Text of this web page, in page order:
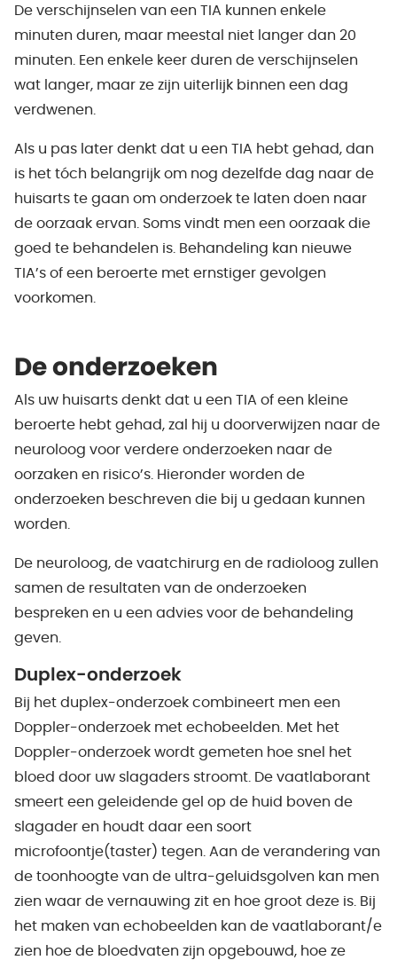
De verschijnselen van een TIA kunnen enkele
minuten duren, maar meestal niet langer dan 20
minuten. Een enkele keer duren de verschijnselen
wat langer, maar ze zijn uiterlijk binnen een dag
verdwenen.
Als u pas later denkt dat u een TIA hebt gehad, dan
is het tóch belangrijk om nog dezelfde dag naar de
huisarts te gaan om onderzoek te laten doen naar
de oorzaak ervan. Soms vindt men een oorzaak die
goed te behandelen is. Behandeling kan nieuwe
TIA’s of een beroerte met ernstiger gevolgen
voorkomen.
De onderzoeken
Als uw huisarts denkt dat u een TIA of een kleine
beroerte hebt gehad, zal hij u doorverwijzen naar de
neuroloog voor verdere onderzoeken naar de
oorzaken en risico’s. Hieronder worden de
onderzoeken beschreven die bij u gedaan kunnen
worden.
De neuroloog, de vaatchirurg en de radioloog zullen
samen de resultaten van de onderzoeken
bespreken en u een advies voor de behandeling
geven.
Duplex-onderzoek
Bij het duplex-onderzoek combineert men een
Doppler-onderzoek met echobeelden. Met het
Doppler-onderzoek wordt gemeten hoe snel het
bloed door uw slagaders stroomt. De vaatlaborant
smeert een geleidende gel op de huid boven de
slagader en houdt daar een soort
microfoontje(taster) tegen. Aan de verandering van
de toonhoogte van de ultra-geluidsgolven kan men
zien waar de vernauwing zit en hoe groot deze is. Bij
het maken van echobeelden kan de vaatlaborant/e
zien hoe de bloedvaten zijn opgebouwd, hoe ze